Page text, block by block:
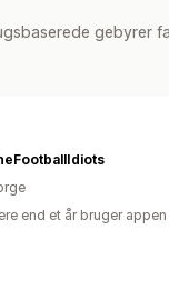
gebyrer
end et år bruger appen